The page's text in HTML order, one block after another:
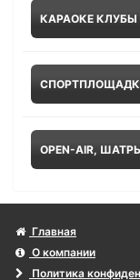
КАРАОКЕ КЛУБЫ
OPEN-AIR,
Главная
О компании
Политика